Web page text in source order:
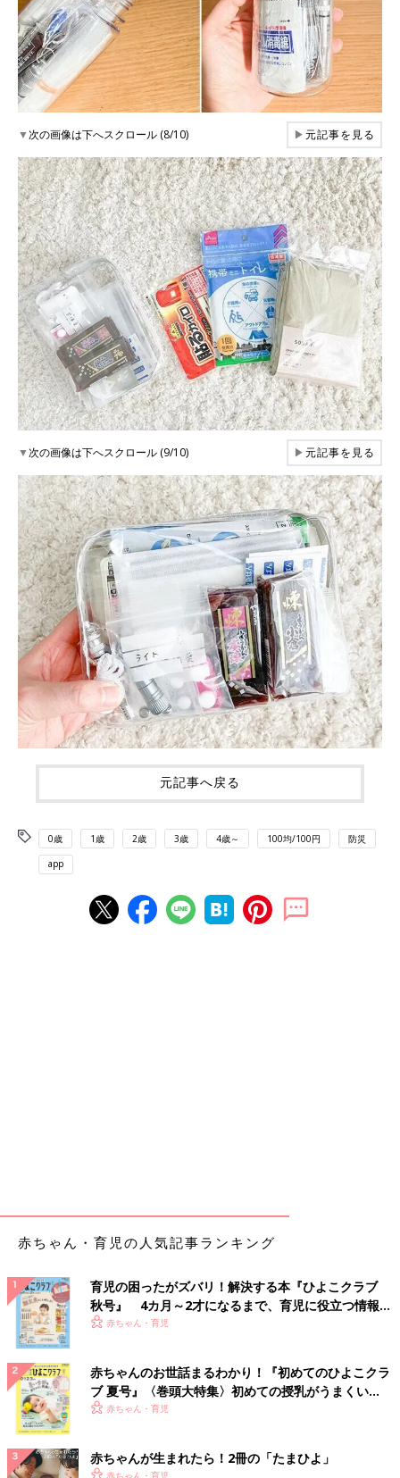
▼次の画像は下へスクロール (8/10) ▶元記事を見る
▼次の画像は下へスクロール (9/10) ▶元記事を見る
元記事へ戻る
0歳 1歳 2歳 3歳 4歳～ 100均/100円 防災
app
赤ちゃん・育児の人気記事ランキング
育児の困ったがズバリ！解決する本『ひよこクラブ
秋号』 4カ月～2才になるまで、育児に役立つ情報が
いっぱい！
赤ちゃん・育児
赤ちゃんのお世話まるわかり！『初めてのひよこクラ
ブ 夏号』〈巻頭大特集〉初めての授乳がうまくい
く！ おっぱい・ミルクの基本と夏のトラブル 解決テ
赤ちゃん・育児
赤ちゃんが生まれたら！2冊の「たまひよ」
赤ちゃん・育児